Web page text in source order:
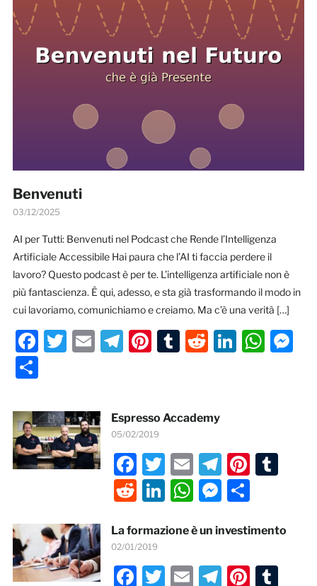
Benvenuti
03/12/2025
AI per Tutti: Benvenuti nel Podcast che Rende l’Intelligenza
Artificiale Accessibile Hai paura che l’AI ti faccia perdere il
lavoro? Questo podcast è per te. L’intelligenza artificiale non è
più fantascienza. È qui, adesso, e sta già trasformando il modo in
cui lavoriamo, comunichiamo e creiamo. Ma c’è una verità […]
Facebook
Twitter
EmailTelegram
Pinterest
Tumblr
Reddit
Condividi
Espresso Accademy
05/02/2019
Facebook
Twitter
Email
Reddit
LinkedIn
WhatsApp
La formazione è un investimento
02/01/2019
Facebook
Twitter
Email